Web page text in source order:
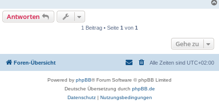
Antworten
1 Beitrag • Seite 1 von 1
Gehe zu
Foren-Übersicht Alle Zeiten sind UTC+02:00
Powered by phpBB® Forum Software © phpBB Limited
Deutsche Übersetzung durch phpBB.de
Datenschutz| Nutzungsbedingungen